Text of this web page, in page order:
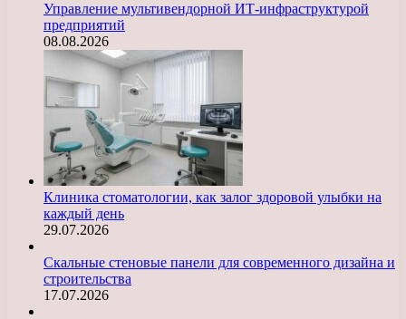
Управление мультивендорной ИТ-инфраструктурой
предприятий
08.08.2026
Клиника стоматологии, как залог здоровой улыбки на
каждый день
29.07.2026
Скальные стеновые панели для современного дизайна и
строительства
17.07.2026